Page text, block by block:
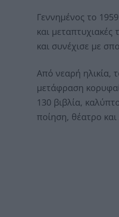
Γεννημένος το
και μεταπτυχιακές
και συνέχισε με
Από νεαρή ηλικία,
μετάφραση
130 βιβλία,
ποίηση, θέατρο και